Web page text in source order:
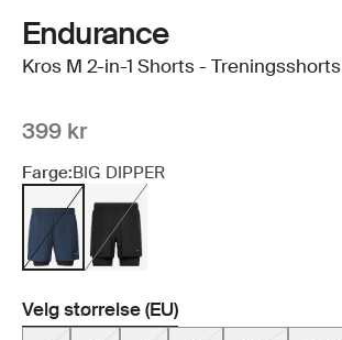
Endurance
Kros M 2-in-1 Shorts - Treningsshorts
399 kr
Farge:BIG DIPPER
Velg størrelse (EU)